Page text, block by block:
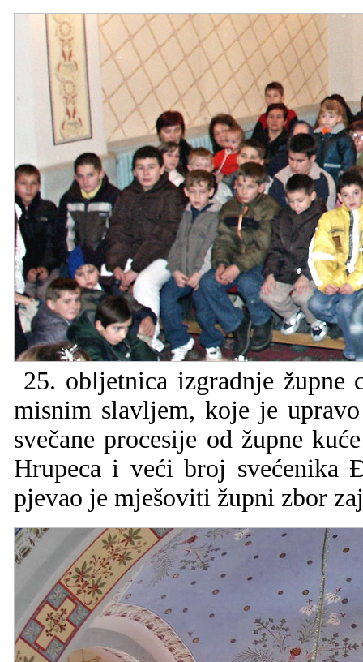
25. obljetnica izgradnje župne
misnim slavljem, koje je
svečane procesije od župne
Hrupeca i veći broj svećenika
pjevao je mješoviti župni zbor